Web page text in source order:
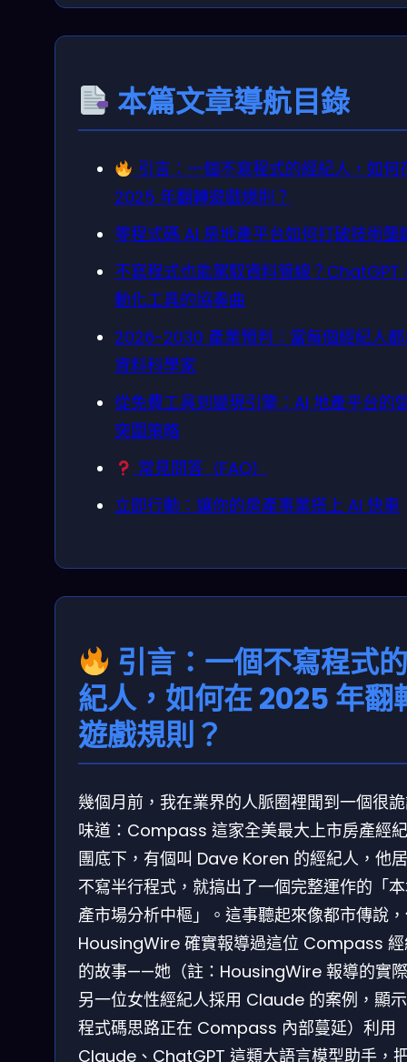
本篇文章導航目錄
引言：一個不寫程式的經紀人，如何
2025 年翻轉遊戲規則？
零程式碼 AI 房地產平台如何打破技術壟
不寫程式也能駕馭資料管線？ChatGPT
動化工具的協奏曲
2026-2030 產業預判：當每個經紀人
資料科學家
從免費工具到變現引擎：AI 地產平台的
突圍策略
常見問答（FAQ）
立即行動：讓你的房產事業搭上 AI 快車
引言：一個不寫程式
紀人，如何在 2025 年翻
遊戲規則？
幾個月前，我在業界的人脈圈裡聞到一個很
味道：Compass 這家全美最大上市房產經
團底下，有個叫 Dave Koren 的經紀人，他
不寫半行程式，就搞出了一個完整運作的「
產市場分析中樞」。這事聽起來像都市傳說
HousingWire 確實報導過這位 Compass
的故事——她（註：HousingWire 報導的實
另一位女性經紀人採用 Claude 的案例，顯
程式碼思路正在 Compass 內部蔓延）利用
Claude、ChatGPT 這類大語言模型助手，